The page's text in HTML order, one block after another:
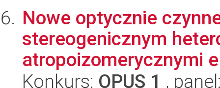
Nowe optycznie
stereogenicznym
atropoizomerycznymi
Konkurs: OPUS 1 ,